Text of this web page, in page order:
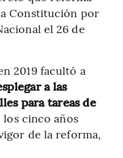
Constitución por
el 26 de
2019 facultó a
a las
para tareas de
cinco años
de la reforma,